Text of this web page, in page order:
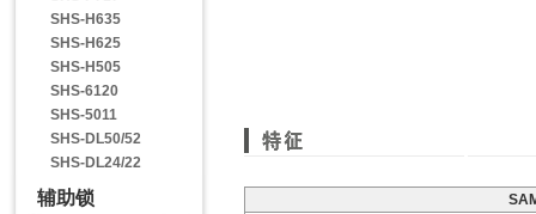
SHS-H635
SHS-H625
SHS-H505
SHS-6120
SHS-5011
SHS-DL50/52
SHS-DL24/22
辅助锁